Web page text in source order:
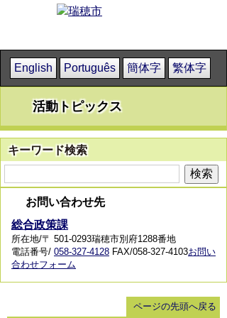
English Português 簡体字 繁体字
活動トピックス
キーワード検索
お問い合わせ先
総合政策課
所在地/〒 501-0293瑞穂市別府1288番地
電話番号/ 058-327-4128 FAX/058-327-4103お問い
合わせフォーム
ページの先頭へ戻る